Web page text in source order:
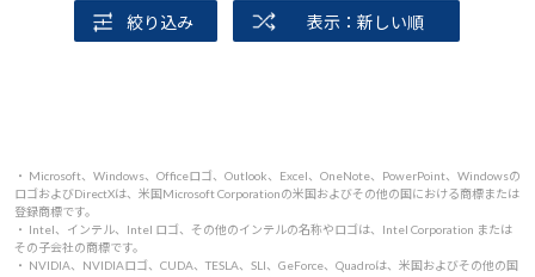
絞り込み 表示：新しい順
・ Microsoft、Windows、Officeロゴ、Outlook、Excel、OneNote、PowerPoint、Windowsの
ロゴおよびDirectXは、米国Microsoft Corporationの米国およびその他の国における商標または
登録商標です。
・ Intel、インテル、Intel ロゴ、その他のインテルの名称やロゴは、Intel Corporation または
その子会社の商標です。
・ NVIDIA、NVIDIAロゴ、CUDA、TESLA、SLI、GeForce、Quadroは、米国およびその他の国